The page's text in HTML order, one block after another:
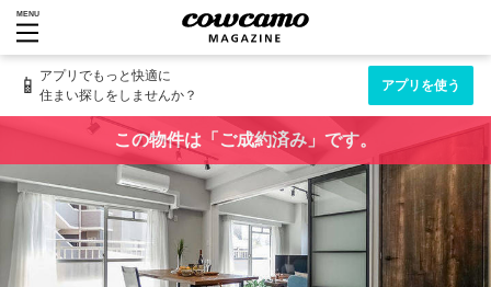
MENU
📱 アプリでもっと快適に
住まい探しをしませんか？
アプリを使う
この物件は「ご成約済み」です。